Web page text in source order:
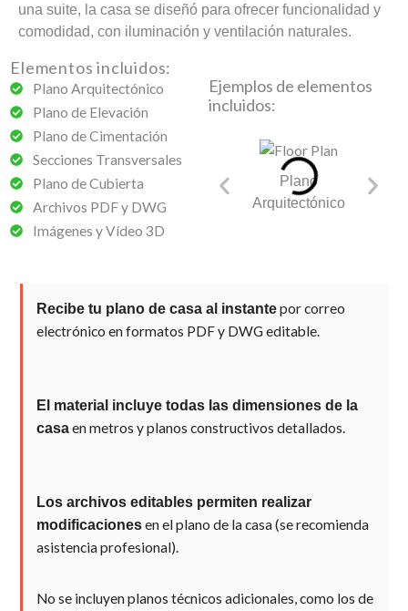
una suite, la casa se diseñó para ofrecer funcionalidad y
comodidad, con iluminación y ventilación naturales.
Elementos incluidos:
Plano Arquitectónico
Plano de Elevación
Plano de Cimentación
Secciones Transversales
Plano de Cubierta
Archivos PDF y DWG
Imágenes y Vídeo 3D
Ejemplos de elementos
incluidos:
Plano
Arquitectónico
Recibe tu plano de casa al instantepor correo
electrónico en formatos PDF y DWG editable.
El material incluye todas las dimensiones de la
casaen metros y planos constructivos detallados.
Los archivos editables permiten realizar
modificacionesen el plano de la casa (se recomienda
asistencia profesional).
No se incluyen planos técnicos adicionales, como los de